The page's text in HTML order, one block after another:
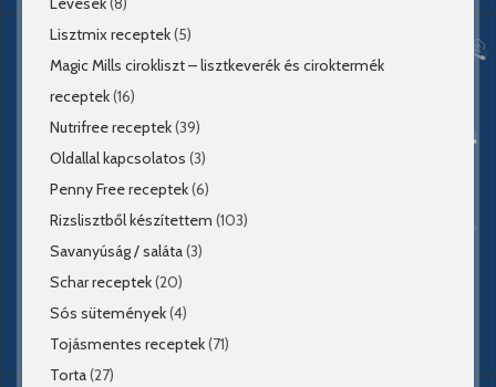
Lisztmix receptek(5)
Magic Mills cirokliszt – lisztkeverék és ciroktermék
receptek(16)
Nutrifree receptek(39)
Oldallal kapcsolatos (3)
Penny Free receptek(6)
Rizslisztből készítettem (103)
Savanyúság / saláta(3)
Schar receptek(20)
Sós sütemények(4)
Tojásmentes receptek(71)
Torta(27)